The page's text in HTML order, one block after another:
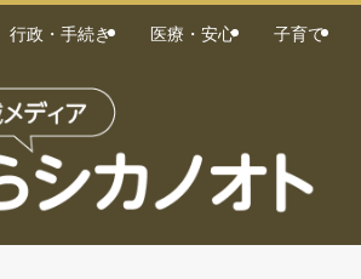
行政・手続き 医療・安心 子育て